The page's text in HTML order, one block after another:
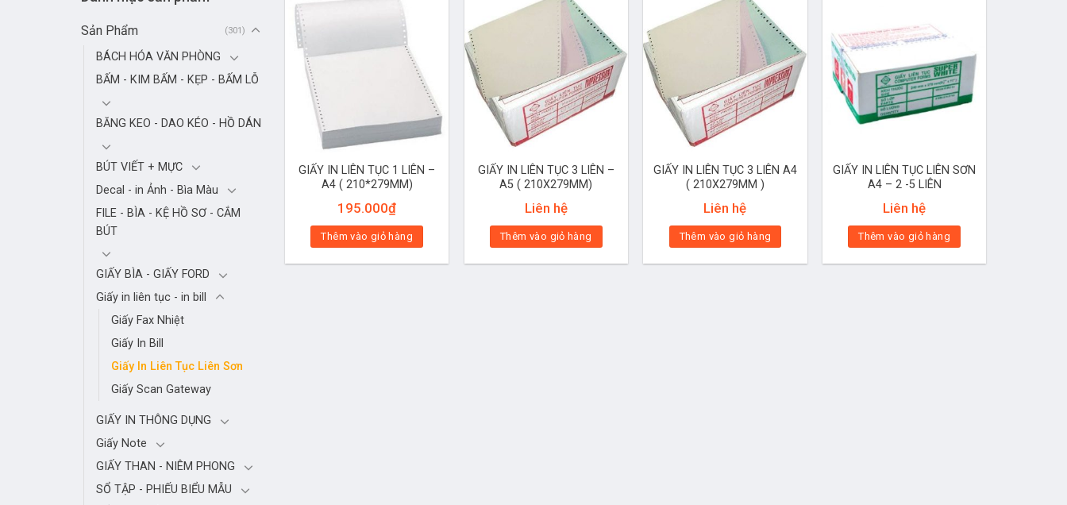
Sản Phẩm (301)
BÁCH HÓA VĂN PHÒNG
BẤM - KIM BẤM - KẸP - BẤM LỖ
BĂNG KEO - DAO KÉO - HỒ DÁN
BÚT VIẾT + MỰC
Decal - in Ảnh - Bìa Màu
FILE - BÌA - KỆ HỒ SƠ - CẮM
BÚT
GIẤY BÌA - GIẤY FORD
Giấy in liên tục - in bill
Giấy Fax Nhiệt
Giấy In Bill
Giấy In Liên Tục Liên Sơn
Giấy Scan Gateway
GIẤY IN THÔNG DỤNG
Giấy Note
GIẤY THAN - NIÊM PHONG
SỔ TẬP - PHIẾU BIỂU MẪU
GIẤY IN LIÊN TỤC 1 LIÊN –
A4 ( 210*279MM)
195.000₫
Thêm vào giỏ hàng
GIẤY IN LIÊN TỤC 3 LIÊN –
A5 ( 210X279MM)
Liên hệ
Thêm vào giỏ hàng
GIẤY IN LIÊN TỤC 3 LIÊN A4
( 210X279MM )
Liên hệ
Thêm vào giỏ hàng
GIẤY IN LIÊN TỤC LIÊN SƠN
A4 – 2 -5 LIÊN
Liên hệ
Thêm vào giỏ hàng